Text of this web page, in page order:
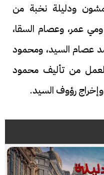
ودليلة نخبة من
عمر، وعصام السقا،
عصام السيد، ومحمود
والعمل من تأليف محمود
رؤوف السيد.